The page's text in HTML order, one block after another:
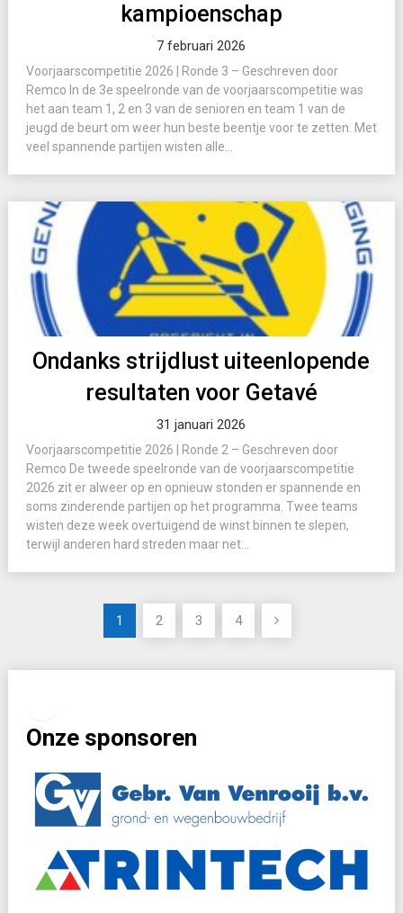
kampioenschap
7 februari 2026
Voorjaarscompetitie 2026 | Ronde 3 – Geschreven door
Remco In de 3e speelronde van de voorjaarscompetitie was
het aan team 1, 2 en 3 van de senioren en team 1 van de
jeugd de beurt om weer hun beste beentje voor te zetten. Met
veel spannende partijen wisten alle...
Ondanks strijdlust uiteenlopende
resultaten voor Getavé
31 januari 2026
Voorjaarscompetitie 2026 | Ronde 2 – Geschreven door
Remco De tweede speelronde van de voorjaarscompetitie
2026 zit er alweer op en opnieuw stonden er spannende en
soms zinderende partijen op het programma. Twee teams
wisten deze week overtuigend de winst binnen te slepen,
terwijl anderen hard streden maar net...
1 2 3 4
Onze sponsoren